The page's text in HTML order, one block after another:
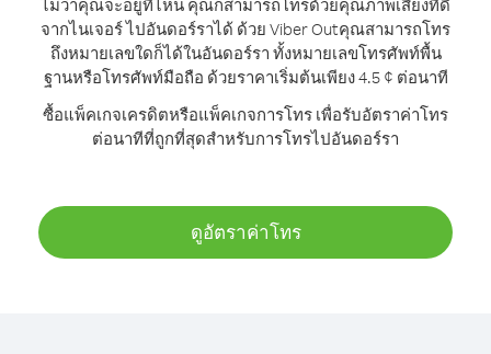
ไม่ว่าคุณจะอยู่ที่ไหน คุณก็สามารถโทรด้วยคุณภาพเสียงที่ดี
จากไนเจอร์ ไปอันดอร์ราได้ ด้วย Viber Outคุณสามารถโทร
ถึงหมายเลขใดก็ได้ในอันดอร์รา ทั้งหมายเลขโทรศัพท์พื้น
ฐานหรือโทรศัพท์มือถือ ด้วยราคาเริ่มต้นเพียง 4.5 ¢ ต่อนาที
ซื้อแพ็คเกจเครดิตหรือแพ็คเกจการโทร เพื่อรับอัตราค่าโทร
ต่อนาทีที่ถูกที่สุดสำหรับการโทรไปอันดอร์รา
ดูอัตราค่าโทร